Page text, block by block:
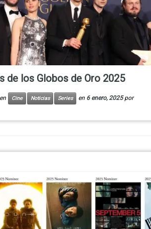
de los Globos de Oro 2025
Cine Noticias Series en 6 enero, 2025 por